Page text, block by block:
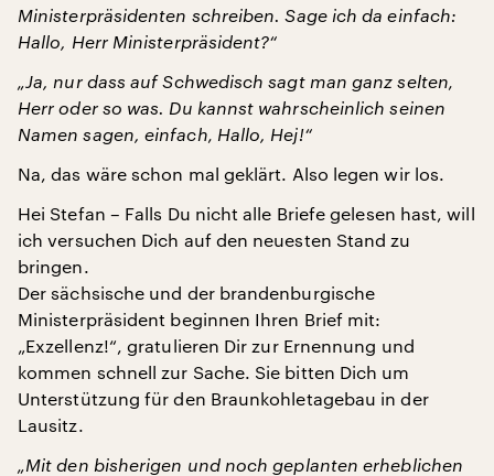
Ministerpräsidenten schreiben. Sage ich da einfach:
Hallo, Herr Ministerpräsident?“
„Ja, nur dass auf Schwedisch sagt man ganz selten‚
Herr oder so was. Du kannst wahrscheinlich seinen
Namen sagen, einfach‚ Hallo, Hej!“
Na, das wäre schon mal geklärt. Also legen wir los.
Hei Stefan – Falls Du nicht alle Briefe gelesen hast, will
ich versuchen Dich auf den neuesten Stand zu
bringen.
Der sächsische und der brandenburgische
Ministerpräsident beginnen Ihren Brief mit:
„Exzellenz!“, gratulieren Dir zur Ernennung und
kommen schnell zur Sache. Sie bitten Dich um
Unterstützung für den Braunkohletagebau in der
Lausitz.
„Mit den bisherigen und noch geplanten erheblichen